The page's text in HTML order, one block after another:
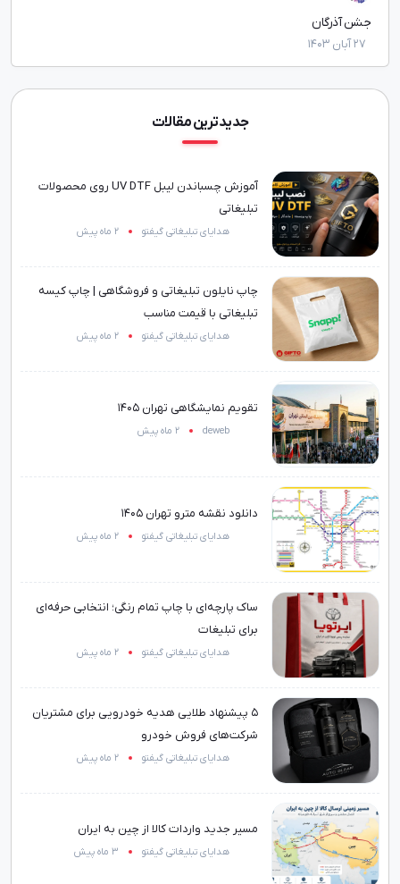
خرید محصولات تسکو
12 تیر 1401
جدیدترین مقالات
آموزش چسباندن لیبل UV DTF روی محصولات
تبلیغاتی
هدایای تبلیغاتی گیفتو 2 ماه پیش
چاپ نایلون تبلیغاتی و فروشگاهی | چاپ کیسه
تبلیغاتی با قیمت مناسب
هدایای تبلیغاتی گیفتو 2 ماه پیش
تقویم نمایشگاهی تهران 1405
deweb 2 ماه پیش
دانلود نقشه مترو تهران 1405
هدایای تبلیغاتی گیفتو 2 ماه پیش
ساک پارچه‌ای با چاپ تمام رنگی؛ انتخابی حرفه‌ای
برای تبلیغات
هدایای تبلیغاتی گیفتو 2 ماه پیش
۵ پیشنهاد طلایی هدیه خودرویی برای مشتریان
شرکت‌های فروش خودرو
هدایای تبلیغاتی گیفتو 2 ماه پیش
مسیر جدید واردات کالا از چین به ایران
هدایای تبلیغاتی گیفتو 3 ماه پیش